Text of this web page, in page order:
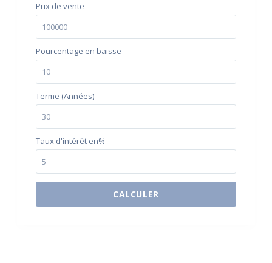
Prix ​​de vente
Pourcentage en baisse
Terme (Années)
Taux d'intérêt en%
CALCULER
$500 / month